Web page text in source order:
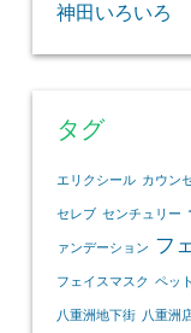
神田いろいろ
タグ
エリクシール カウン
セレブ センチュリー
ァンデーション フ
フェイスマスク ペット
八重洲地下街 八重洲